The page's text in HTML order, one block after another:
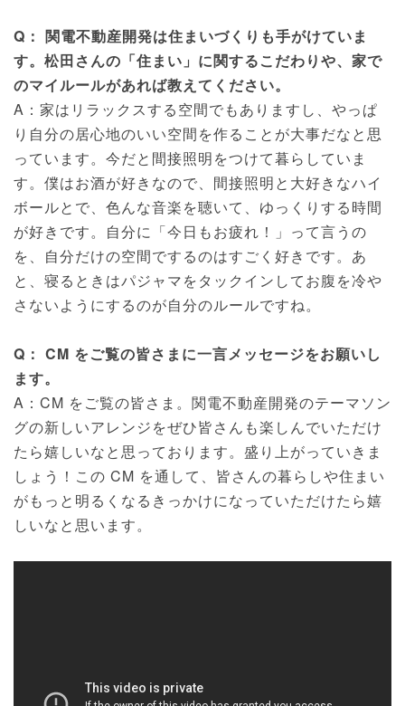
Q： 関電不動産開発は住まいづくりも手がけていま
す。松田さんの「住まい」に関するこだわりや、家で
のマイルールがあれば教えてください。
A：家はリラックスする空間でもありますし、やっぱ
り自分の居心地のいい空間を作ることが大事だなと思
っています。今だと間接照明をつけて暮らしていま
す。僕はお酒が好きなので、間接照明と大好きなハイ
ボールとで、色んな音楽を聴いて、ゆっくりする時間
が好きです。自分に「今日もお疲れ！」って言うの
を、自分だけの空間でするのはすごく好きです。あ
と、寝るときはパジャマをタックインしてお腹を冷や
さないようにするのが自分のルールですね。
Q： CM をご覧の皆さまに一言メッセージをお願いし
ます。
A：CM をご覧の皆さま。関電不動産開発のテーマソン
グの新しいアレンジをぜひ皆さんも楽しんでいただけ
たら嬉しいなと思っております。盛り上がっていきま
しょう！この CM を通して、皆さんの暮らしや住まい
がもっと明るくなるきっかけになっていただけたら嬉
しいなと思います。